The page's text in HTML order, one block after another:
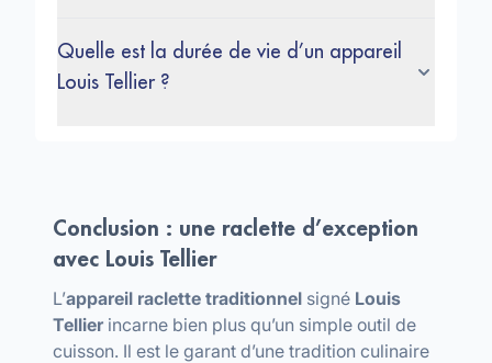
Quelle est la durée de vie d’un appareil
Louis Tellier ?
Conclusion : une raclette d’exception
avec Louis Tellier
L’appareil raclette traditionnel signé Louis
Tellier incarne bien plus qu’un simple outil de
cuisson. Il est le garant d’une tradition culinaire